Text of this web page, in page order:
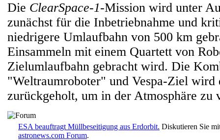
Die ClearSpace-1-Mission wird unter
zunächst für die Inbetriebnahme und
niedrigere Umlaufbahn von 500 km
Einsammeln mit einem Quartett von
Zielumlaufbahn gebracht wird. Die
"Weltraumroboter" und Vespa-Ziel wird
zurückgeholt, um in der Atmosphäre zu
ESA beauftragt Müllbeseitigung aus Erdorbit. Diskutieren Sie
astronews.com Forum.